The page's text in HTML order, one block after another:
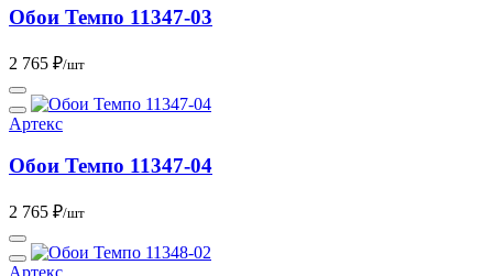
Обои Темпо 11347-03
2 765 ₽/шт
Артекс
Обои Темпо 11347-04
2 765 ₽/шт
Артекс